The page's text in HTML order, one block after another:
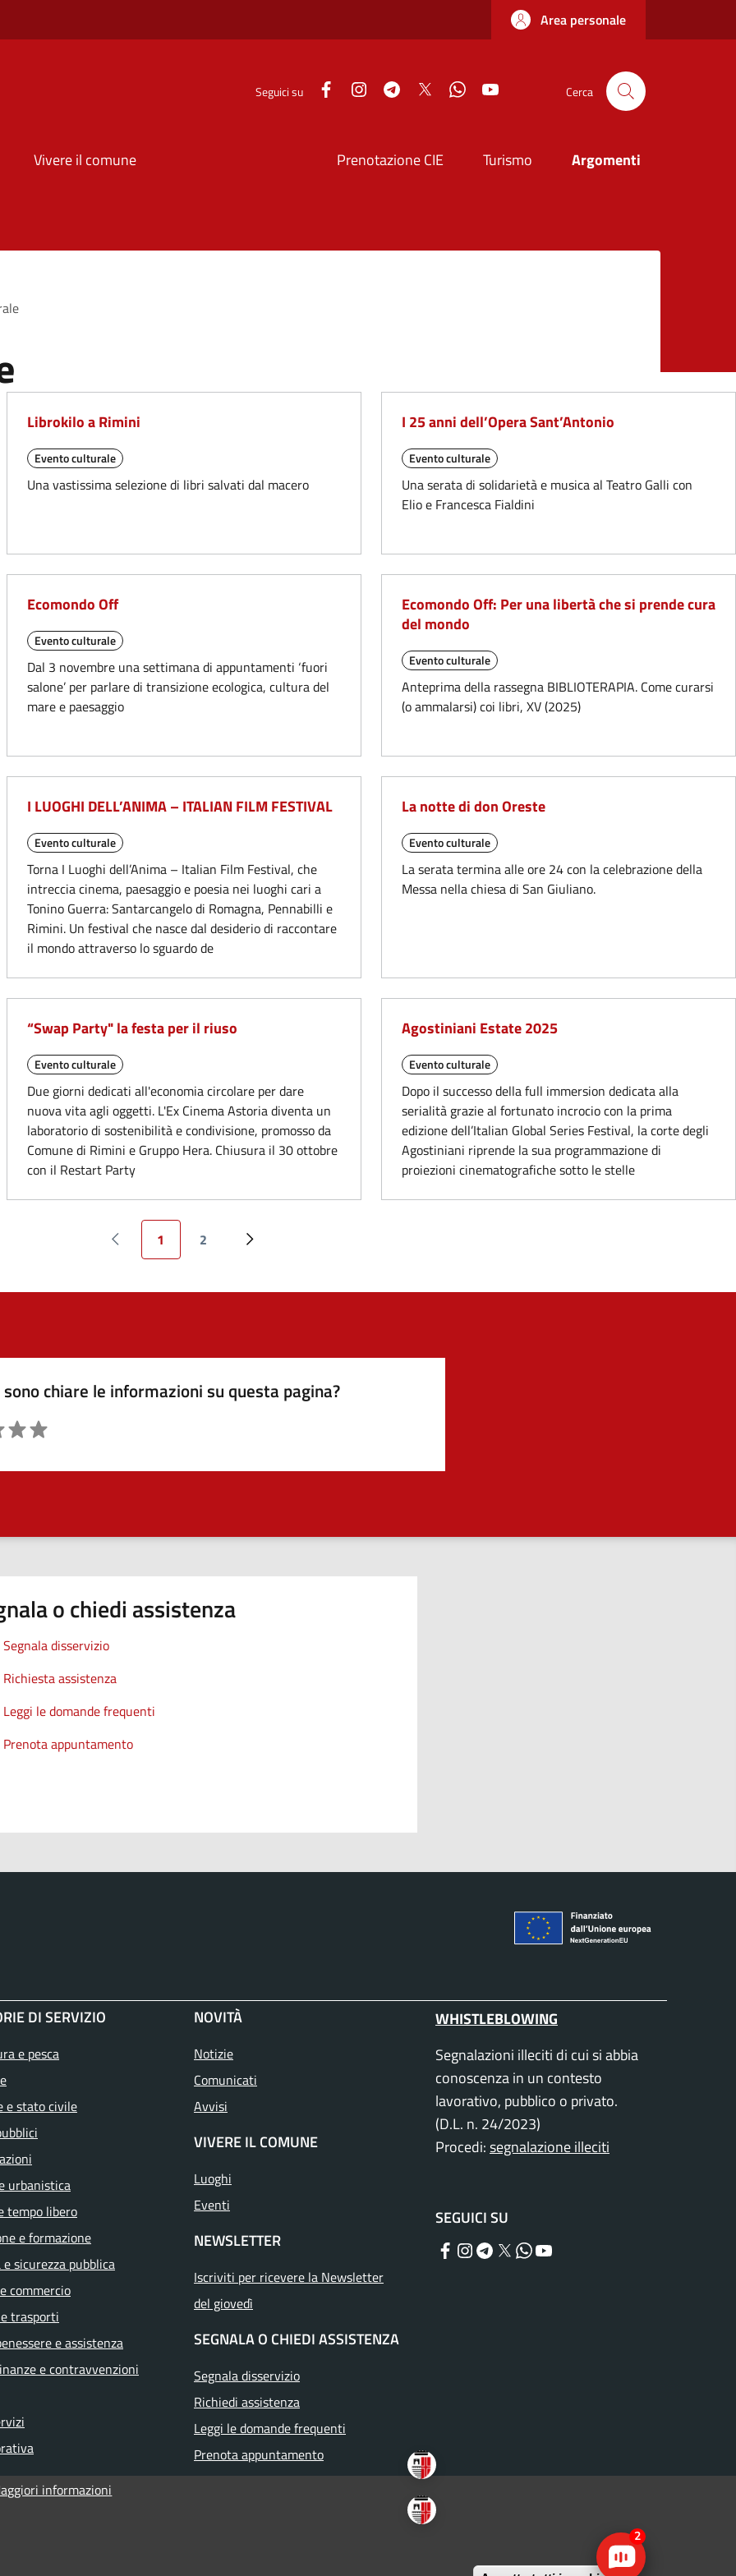
Area personale
Seguici su FacebookInstagramTelegramTwitter WhatsApp Cerca
Vivere il comune Prenotazione CIE Turismo Argomenti
Librokilo a Rimini
Evento culturale
Una vastissima selezione di libri salvati dal macero
I 25 anni dell’Opera Sant’Antonio
Evento culturale
Una serata di solidarietà e musica al Teatro Galli con
Elio e Francesca Fialdini
Ecomondo Off
Evento culturale
Dal 3 novembre una settimana di appuntamenti ‘fuori
salone’ per parlare di transizione ecologica, cultura del
mare e paesaggio
Ecomondo Off: Per una libertà che si prende cura
del mondo
Evento culturale
Anteprima della rassegna BIBLIOTERAPIA. Come curarsi
(o ammalarsi) coi libri, XV (2025)
I LUOGHI DELL’ANIMA – ITALIAN FILM FESTIVAL
Evento culturale
Torna I Luoghi dell’Anima – Italian Film Festival, che
intreccia cinema, paesaggio e poesia nei luoghi cari a
Tonino Guerra: Santarcangelo di Romagna, Pennabilli e
Rimini. Un festival che nasce dal desiderio di raccontare
il mondo attraverso lo sguardo de
La notte di don Oreste
Evento culturale
La serata termina alle ore 24 con la celebrazione della
Messa nella chiesa di San Giuliano.
“Swap Party" la festa per il riuso
Evento culturale
Due giorni dedicati all'economia circolare per dare
nuova vita agli oggetti. L'Ex Cinema Astoria diventa un
laboratorio di sostenibilità e condivisione, promosso da
Comune di Rimini e Gruppo Hera. Chiusura il 30 ottobre
con il Restart Party
Agostiniani Estate 2025
Evento culturale
Dopo il successo della full immersion dedicata alla
serialità grazie al fortunato incrocio con la prima
edizione dell’Italian Global Series Festival, la corte degli
Agostiniani riprende la sua programmazione di
proiezioni cinematografiche sotto le stelle
Pagina precedente
Pagina attuale
1
Pagina
2
Pagina successiva
chiare le informazioni su questa pagina?
o chiedi assistenza
Segnala disservizio
Richiesta assistenza
Leggi le domande frequenti
Prenota appuntamento
DI SERVIZIO
e pesca
e stato civile
urbanistica
tempo libero
e formazione
sicurezza pubblica
commercio
trasporti
e assistenza
e contravvenzioni
NOVITÀ
Notizie
Comunicati
Avvisi
VIVERE IL COMUNE
Luoghi
Eventi
NEWSLETTER
Iscriviti per ricevere la Newsletter
del giovedì
SEGNALA O CHIEDI ASSISTENZA
Segnala disservizio
Richiedi assistenza
Leggi le domande frequenti
Prenota appuntamento
WHISTLEBLOWING
Segnalazioni illeciti di cui si abbia
conoscenza in un contesto
lavorativo, pubblico o privato.
(D.L. n. 24/2023)
Procedi:segnalazione illeciti
SEGUICI SU
Facebook
Instagram
Telegram
TwitterWhatsApp
informazioni
Withdraw
2